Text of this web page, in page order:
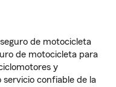
de motocicleta
de motocicleta para
y
confiable de la